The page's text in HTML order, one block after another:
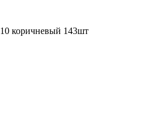
коричневый 143шт